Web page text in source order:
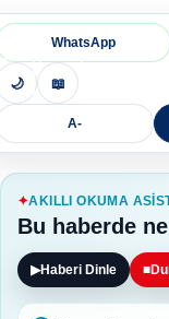
WhatsApp
🌙 📖
A-
AKILLI OKUMA
Bu haberde
▶Haberi Dinle ■